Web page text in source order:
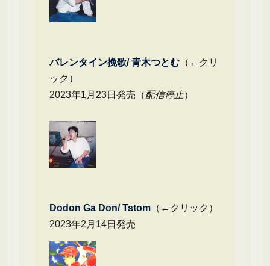
バレンタイン挽歌/ 青木つとむ（←クリ
ック）
2023年1月23日発売（配信停止）
Dodon Ga Don/ Tstom（←クリック）
2023年2月14日発売